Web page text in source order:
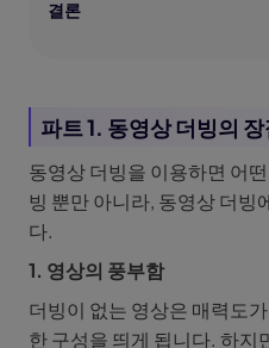
결론
파트 1. 동영상 더빙의 장
동영상 더빙을 이용하면 어
빙 뿐만 아니라, 동영상 더빙
다.
1. 영상의 풍부함
더빙이 없는 영상은 매력도
한 구성을 띄게 됩니다. 하지